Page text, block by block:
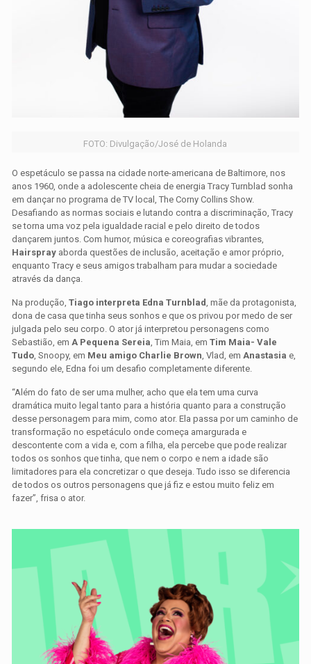
FOTO: Divulgação/José de Holanda
O espetáculo se passa na cidade norte-americana de Baltimore, nos
anos 1960, onde a adolescente cheia de energia Tracy Turnblad sonha
em dançar no programa de TV local, The Corny Collins Show.
Desafiando as normas sociais e lutando contra a discriminação, Tracy
se torna uma voz pela igualdade racial e pelo direito de todos
dançarem juntos. Com humor, música e coreografias vibrantes,
Hairspray aborda questões de inclusão, aceitação e amor próprio,
enquanto Tracy e seus amigos trabalham para mudar a sociedade
através da dança.
Na produção,Tiago interpreta Edna Turnblad, mãe da protagonista,
dona de casa que tinha seus sonhos e que os privou por medo de ser
julgada pelo seu corpo. O ator já interpretou personagens como
Sebastião, emA Pequena Sereia, Tim Maia, emTim Maia- Vale
Tudo, Snoopy, em Meu amigo Charlie Brown, Vlad, emAnastasia e,
segundo ele, Edna foi um desafio completamente diferente.
“Além do fato de ser uma mulher, acho que ela tem uma curva
dramática muito legal tanto para a história quanto para a construção
desse personagem para mim, como ator. Ela passa por um caminho de
transformação no espetáculo onde começa amargurada e
descontente com a vida e, com a filha, ela percebe que pode realizar
todos os sonhos que tinha, que nem o corpo e nem a idade são
limitadores para ela concretizar o que deseja. Tudo isso se diferencia
de todos os outros personagens que já fiz e estou muito feliz em
fazer”, frisa o ator.